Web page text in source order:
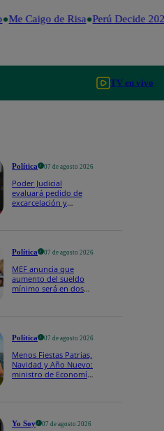
Me Caigo de Risa Perú Decide 2026
TV en vivo
Política 07 de agosto 2026
Poder Judicial
evaluará pedido de
excarcelación y
Política 07 de agosto 2026
MEF anuncia que
aumento del sueldo
mínimo será en dos
Política 07 de agosto 2026
Menos Fiestas Patrias,
Navidad y Año Nuevo:
ministro de Economía
Yo Soy 07 de agosto 2026